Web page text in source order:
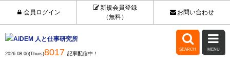
会員ログイン
新規会員登録
（無料）
お問い合わせ
2026.08.06(Thurs)8017 記事配信中！

SEARCH

MENU